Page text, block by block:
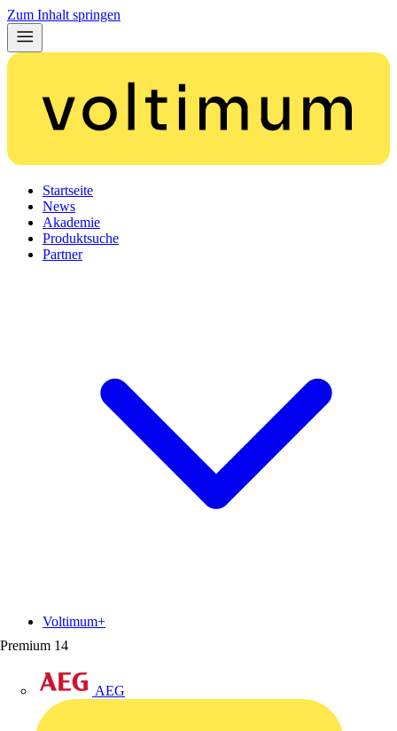
Zum Inhalt springen
Startseite
News
Akademie
Produktsuche
Partner
Premium 14
AEG
Voltimum+